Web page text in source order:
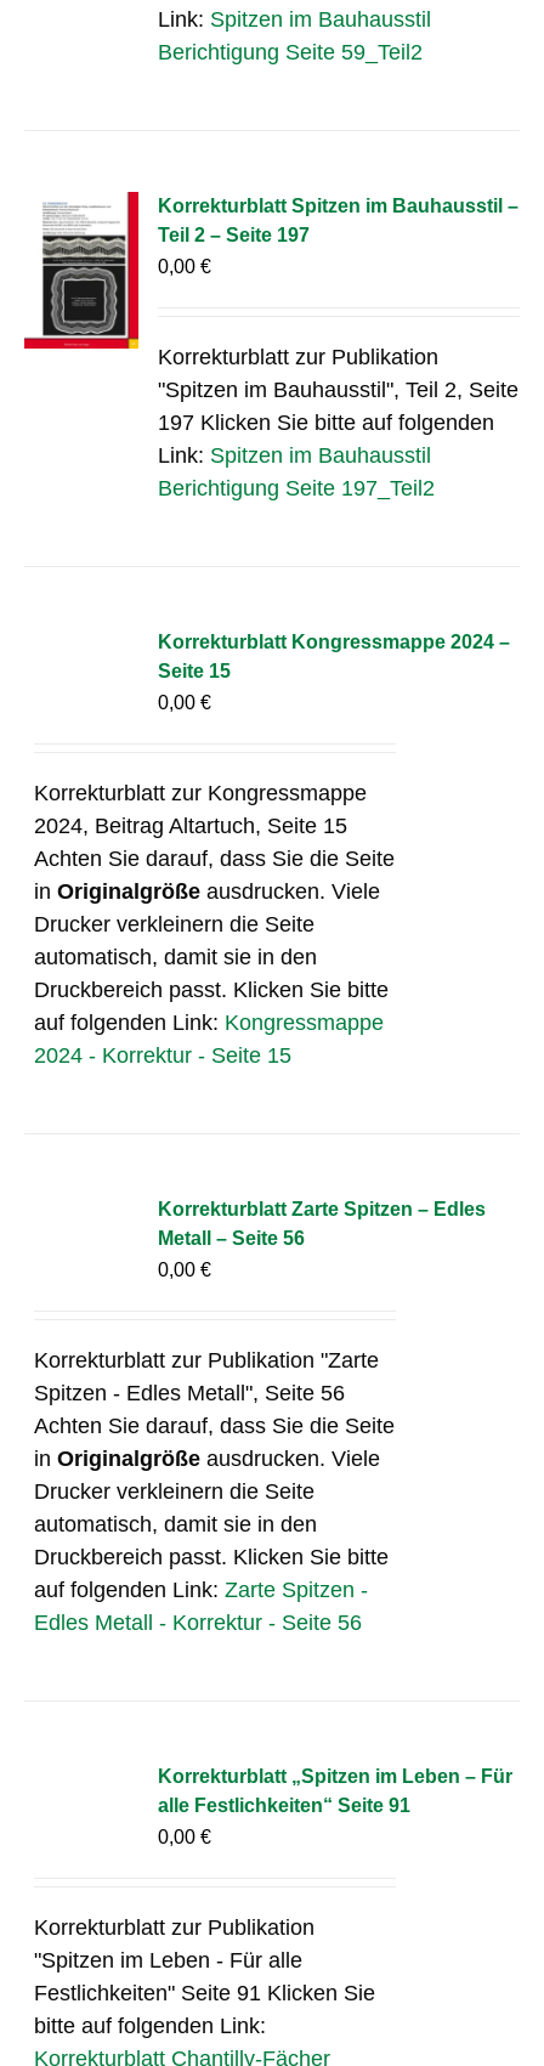
Link: Spitzen im Bauhausstil
Berichtigung Seite 59_Teil2
Korrekturblatt Spitzen im Bauhausstil –
Teil 2 – Seite 197
0,00€
Korrekturblatt zur Publikation
"Spitzen im Bauhausstil", Teil 2, Seite
197 Klicken Sie bitte auf folgenden
Link: Spitzen im Bauhausstil
Berichtigung Seite 197_Teil2
Korrekturblatt Kongressmappe 2024 –
Seite 15
0,00€
Korrekturblatt zur Kongressmappe
2024, Beitrag Altartuch, Seite 15
Achten Sie darauf, dass Sie die Seite
inOriginalgröße ausdrucken. Viele
Drucker verkleinern die Seite
automatisch, damit sie in den
Druckbereich passt. Klicken Sie bitte
auf folgenden Link: Kongressmappe
2024 - Korrektur - Seite 15
Korrekturblatt Zarte Spitzen – Edles
Metall – Seite 56
0,00€
Korrekturblatt zur Publikation "Zarte
Spitzen - Edles Metall", Seite 56
Achten Sie darauf, dass Sie die Seite
inOriginalgröße ausdrucken. Viele
Drucker verkleinern die Seite
automatisch, damit sie in den
Druckbereich passt. Klicken Sie bitte
auf folgenden Link:Zarte Spitzen -
Edles Metall - Korrektur - Seite 56
Korrekturblatt „Spitzen im Leben – Für
alle Festlichkeiten“ Seite 91
0,00€
Korrekturblatt zur Publikation
"Spitzen im Leben - Für alle
Festlichkeiten" Seite 91 Klicken Sie
bitte auf folgenden Link:
Korrekturblatt Chantilly-Fächer